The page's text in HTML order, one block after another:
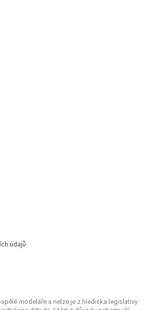
údajů
modeláře a nelze je z hlediska legislativy